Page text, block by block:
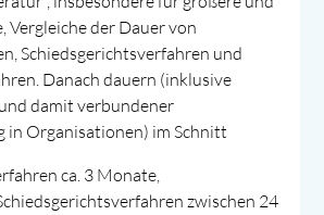
Vergleiche der Dauer von
Schiedsgerichtsverfahren und
Danach dauern (inklusive
damit verbundener
in Organisationen) im Schnitt
ca. 3 Monate,
zwischen 24